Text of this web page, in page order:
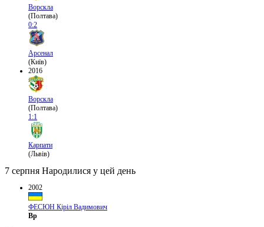
Ворскла
(Полтава)
0:2
Арсенал
(Київ)
2016
Ворскла
(Полтава)
1:1
Карпати
(Львів)
7 серпня Народилися у цей день
2002
ФЕСЮН Кіріл Вадимович
Вр